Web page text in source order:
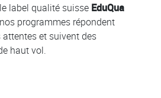
label qualité suisse EduQua
programmes répondent
et suivent des
haut vol.